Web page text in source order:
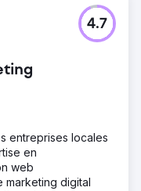
4.7
entreprises locales
en
web
marketing digital